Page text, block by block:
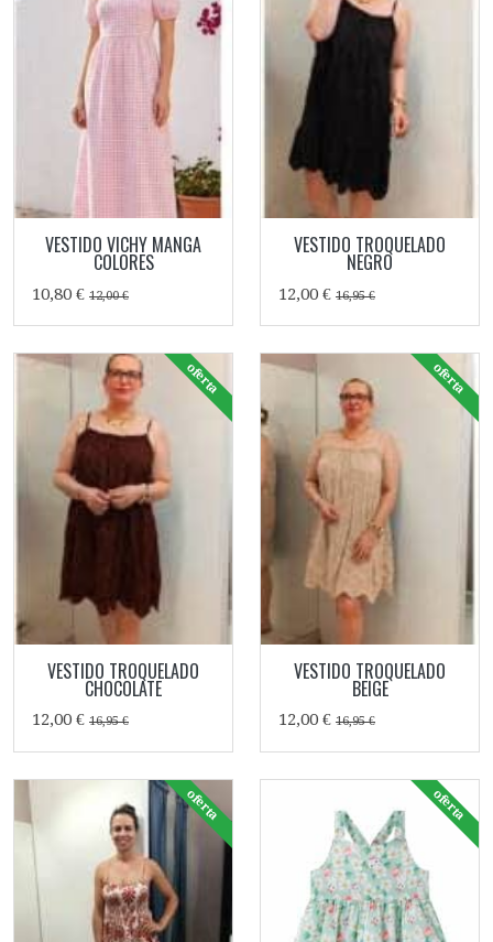
VESTIDO VICHY MANGA
COLORES
10,80 € 12,00 €
VESTIDO TROQUELADO
NEGRO
12,00 € 16,95 €
VESTIDO TROQUELADO
CHOCOLATE
12,00 € 16,95 €
oferta
VESTIDO TROQUELADO
BEIGE
12,00 € 16,95 €
oferta
oferta oferta